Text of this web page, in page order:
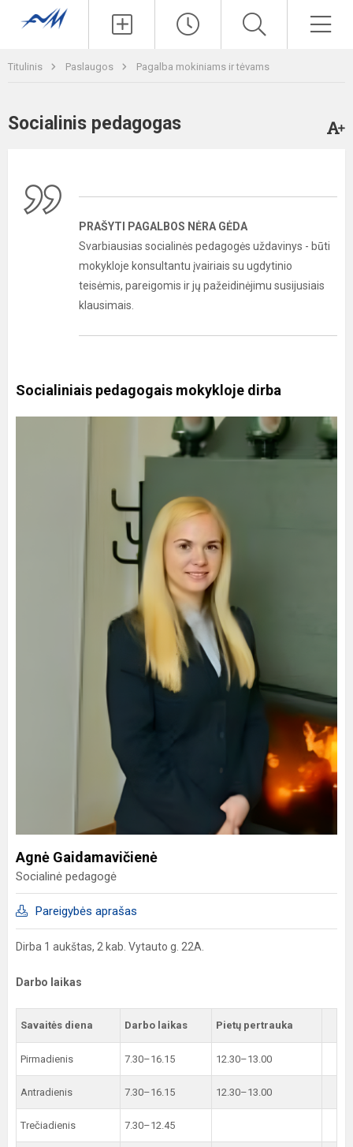
Titulinis Paslaugos Pagalba mokiniams ir tėvams
Socialinis pedagogas
PRAŠYTI PAGALBOS NĖRA GĖDA
Svarbiausias socialinės pedagogės uždavinys - būti
mokykloje konsultantu įvairiais su ugdytinio
teisėmis, pareigomis ir jų pažeidinėjimu susijusiais
klausimais.
Socialiniais pedagogais mokykloje dirba
Agnė Gaidamavičienė
Socialinė pedagogė
Pareigybės aprašas
Dirba 1 aukštas, 2 kab. Vytauto g. 22A.
Darbo laikas
Savaitės diena Darbo laikas Pietų pertrauka
Pirmadienis 7.30–16.15 12.30–13.00
Antradienis 7.30–16.15 12.30–13.00
Trečiadienis 7.30–12.45